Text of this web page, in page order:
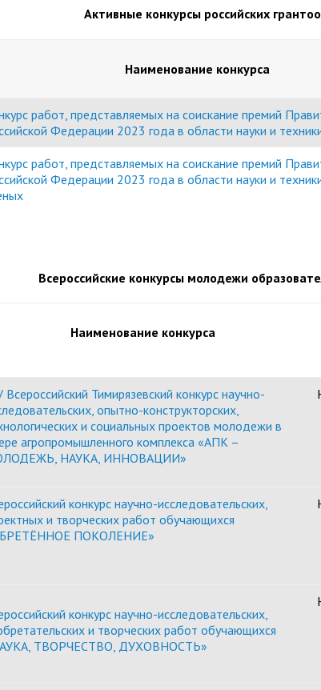
документов
Подготовительные
для иностранных
Общежития
университета. Серия 1.
Педагогические науки"
Активные конкурсы российских
Наименование конкурса
работ, представляемых на соискание премий
Федерации 2023 года в области науки и
работ, представляемых на соискание премий
Федерации 2023 года в области науки и
Всероссийские конкурсы молодежи
Наименование конкурса
Всероссийский Тимирязевский конкурс научно-
опытно-конструкторских,
и социальных проектов молодежи в
агропромышленного комплекса «АПК –
НАУКА, ИННОВАЦИИ»
конкурс научно-исследовательских,
и творческих работ обучающихся
ПОКОЛЕНИЕ»
конкурс научно-исследовательских,
и творческих работ обучающихся
ТВОРЧЕСТВО, ДУХОВНОСТЬ»